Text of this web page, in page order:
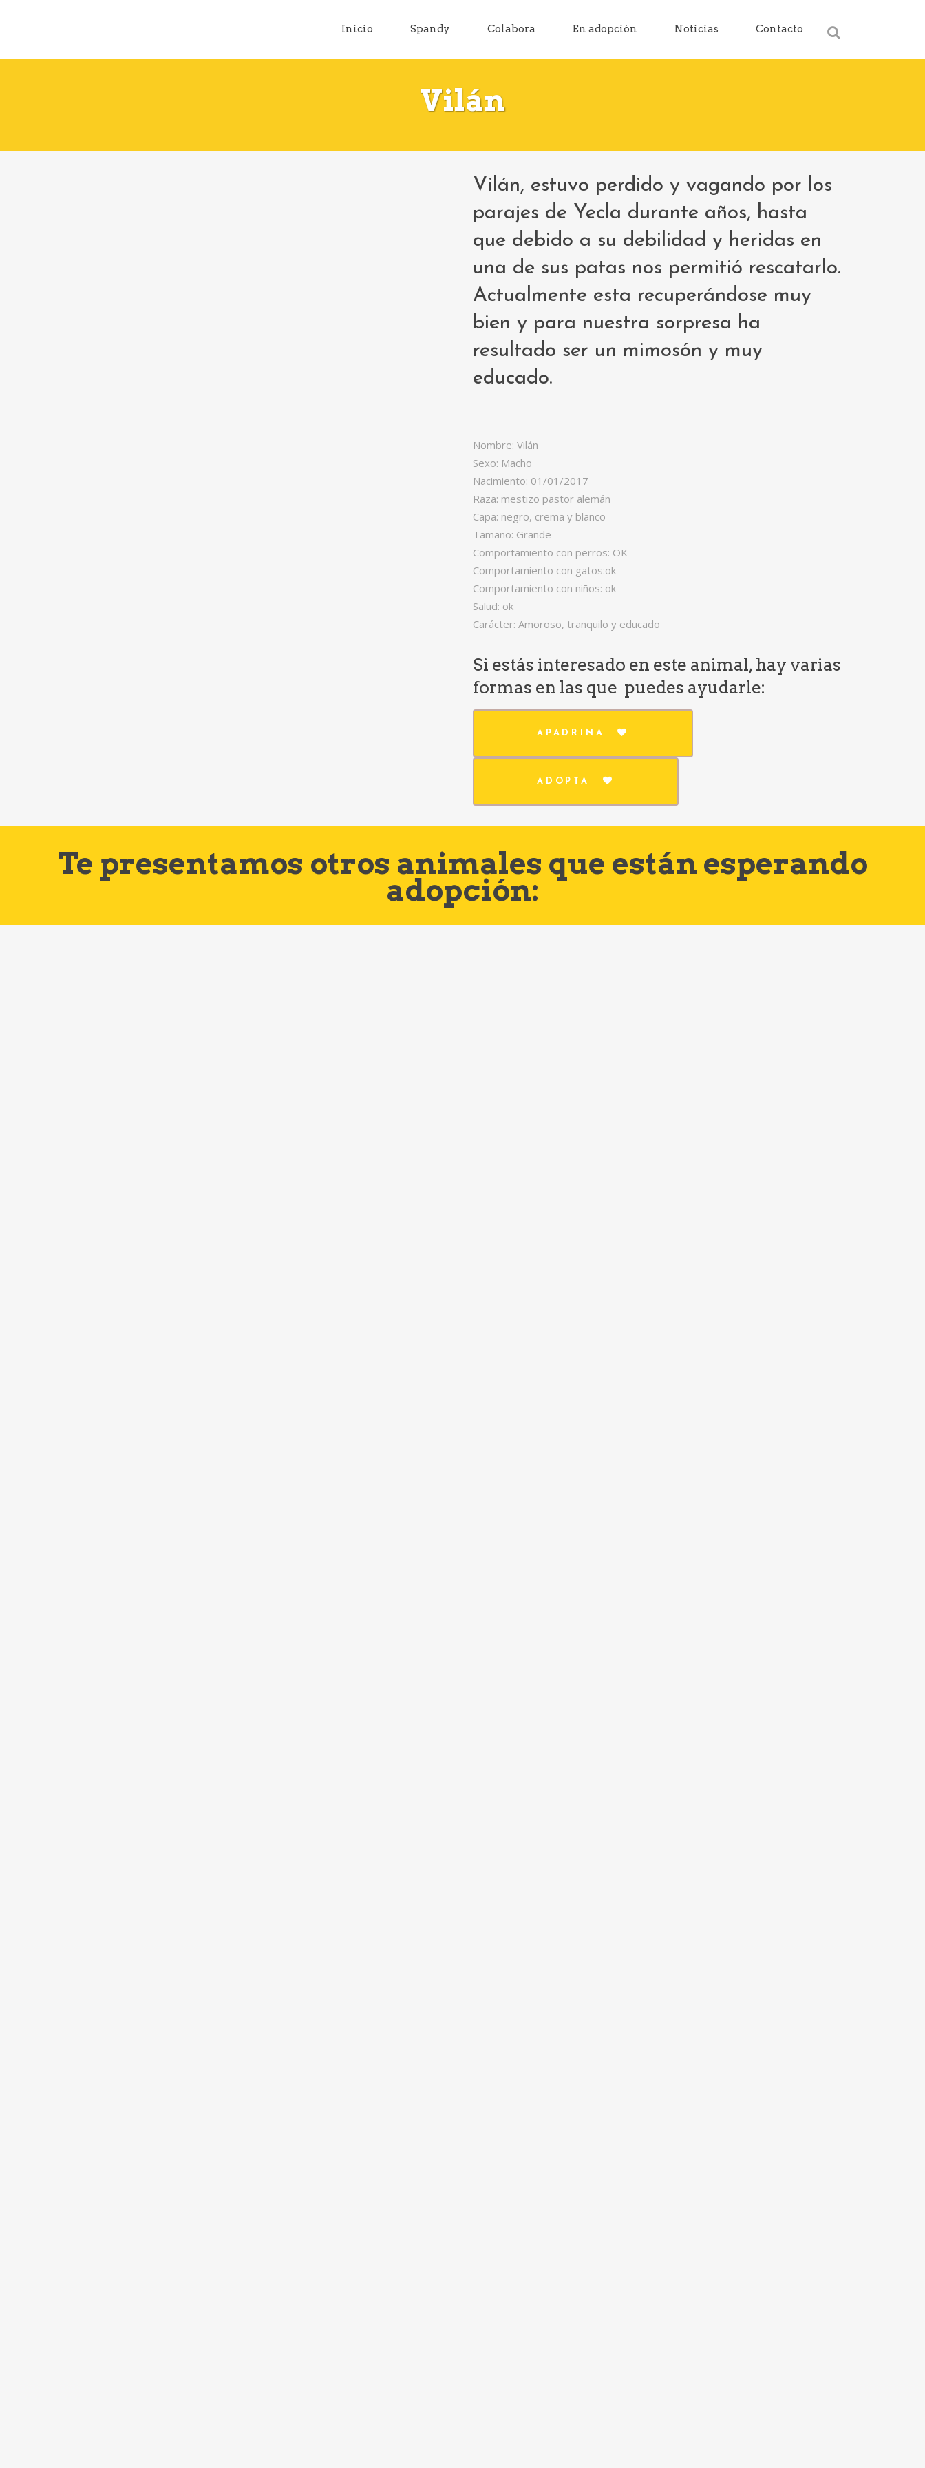
Inicio Spandy Colabora En adopción Noticias Contacto
Vilán
Vilán, estuvo perdido y vagando por los
parajes de Yecla durante años, hasta
que debido a su debilidad y heridas en
una de sus patas nos permitió rescatarlo.
Actualmente esta recuperándose muy
bien y para nuestra sorpresa ha
resultado ser un mimosón y muy
educado.
Nombre: Vilán
Sexo: Macho
Nacimiento: 01/01/2017
Raza: mestizo pastor alemán
Capa: negro, crema y blanco
Tamaño: Grande
Comportamiento con perros: OK
Comportamiento con gatos:ok
Comportamiento con niños: ok
Salud: ok
Carácter: Amoroso, tranquilo y educado
Si estás interesado en este animal, hay varias
formas en las que puedes ayudarle:
APADRINA
ADOPTA
Te presentamos otros animales que están esperando
adopción: